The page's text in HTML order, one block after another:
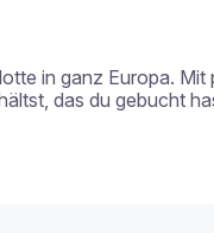
in ganz Europa.
das du gebucht